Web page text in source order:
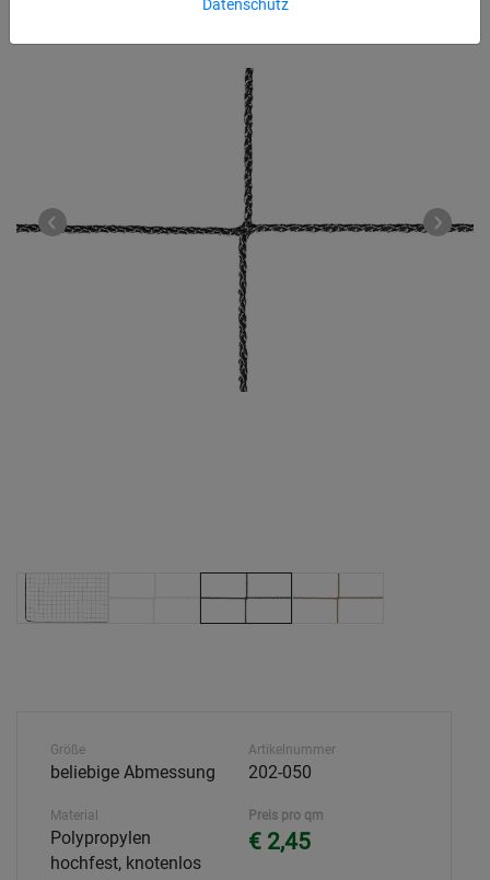
Datenschutz
Größe
beliebige Abmessung
Material
Polypropylen
hochfest, knotenlos
Artikelnummer
202-050
Preis pro qm
€ 2,45